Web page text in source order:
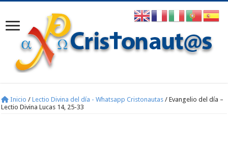
Inicio / Lectio Divina del día - Whatsapp Cristonautas / Evangelio del día –
Lectio Divina Lucas 14, 25-33